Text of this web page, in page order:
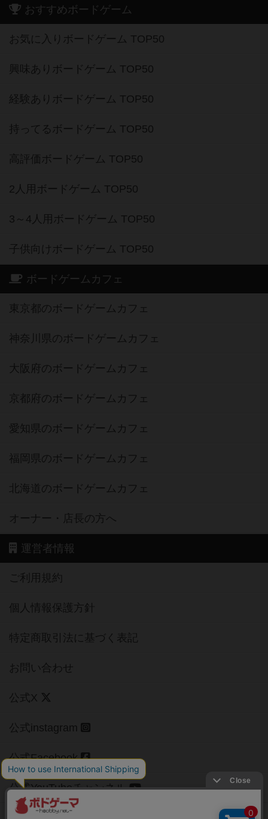
おすすめボードゲーム
お気に入りボードゲーム TOP50
興味ありボードゲーム TOP50
経験ありボードゲーム TOP50
持ってるボードゲーム TOP50
高評価ボードゲーム TOP50
2人用ボードゲーム TOP50
3～4人用ボードゲーム TOP50
子供向けボードゲーム TOP50
ボードゲームカフェ
東京都のボードゲームカフェ
神奈川県のボードゲームカフェ
大阪府のボードゲームカフェ
京都府のボードゲームカフェ
愛知県のボードゲームカフェ
福岡県のボードゲームカフェ
北海道のボードゲームカフェ
オーナー・店長の方へ
運営者情報
ご利用規約
個人情報保護方針
特定商取引法に基づく表記
お問い合わせ
公式X
公式instagram
公式Facebook
公式YouTubeチャンネル